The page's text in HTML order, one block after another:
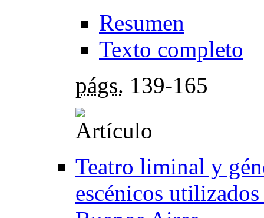
Resumen
Texto completo
págs. 139-165
Teatro liminal y
escénicos